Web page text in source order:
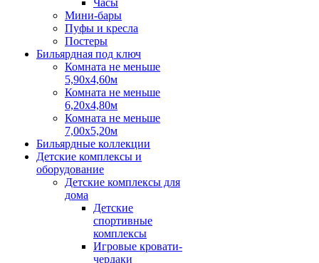
Часы
Мини-бары
Пуфы и кресла
Постеры
Бильярдная под ключ
Комната не меньше
5,90х4,60м
Комната не меньше
6,20х4,80м
Комната не меньше
7,00х5,20м
Бильярдные коллекции
Детские комплексы и
оборудование
Детские комплексы для
дома
Детские
спортивные
комплексы
Игровые кровати-
чердаки